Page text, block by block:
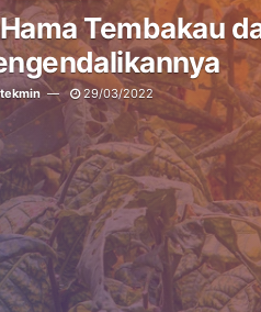
Tembakau
29/03/2022